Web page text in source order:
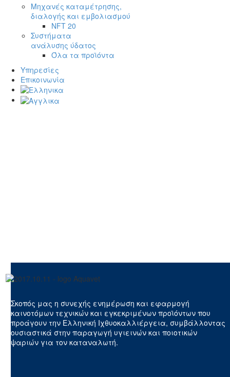
Μηχανές καταμέτρησης,
διαλογής και εμβολιασμού
NFT 20
Συστήματα
ανάλυσης ύδατος
Όλα τα προϊόντα
Υπηρεσίες
Επικοινωνία
Σκοπός μας η συνεχής ενημέρωση και εφαρμογή
καινοτόμων τεχνικών και εγκεκριμένων προϊόντων που
προάγουν την Ελληνική Ιχθυοκαλλιέργεια, συμβάλλοντας
ουσιαστικά στην παραγωγή υγιεινών και ποιοτικών
ψαριών για τον καταναλωτή.